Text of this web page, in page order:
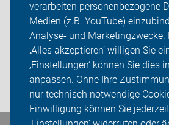
verarbeiten personenbezogene
Medien (z.B. YouTube)
Analyse- und Marketingzwecke.
‚Alles akzeptieren‘ willigen Sie
‚Einstellungen‘ können Sie dies
anpassen. Ohne Ihre
nur technisch notwendige
Einwilligung können Sie
Rad-Touren
Über uns
Sei dabei
Login